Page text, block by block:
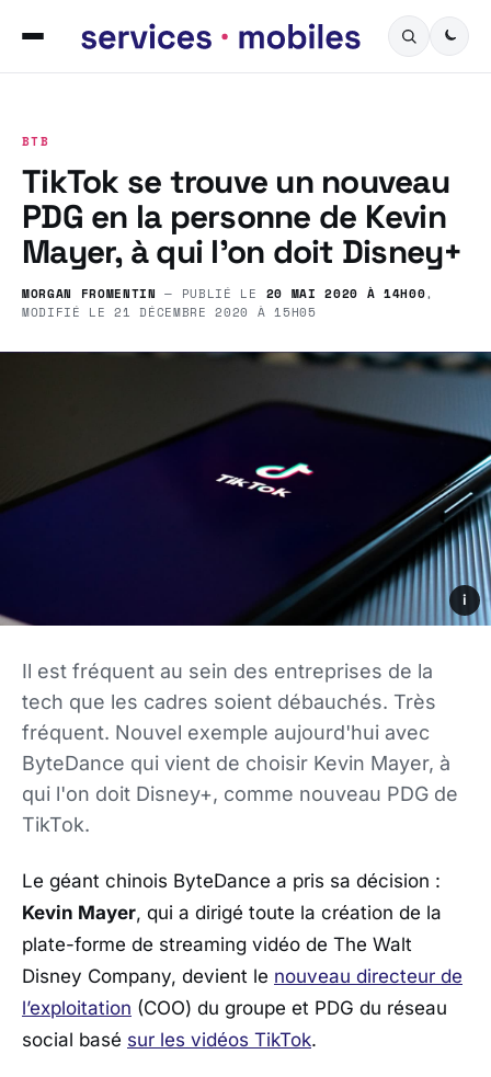
BTB
TikTok se trouve un nouveau
PDG en la personne de Kevin
Mayer, à qui l’on doit Disney+
MORGAN FROMENTIN — PUBLIÉ LE 20 MAI 2020 À 14H00,
MODIFIÉ LE21 DÉCEMBRE 2020 À 15H05
i
Il est fréquent au sein des entreprises de la
tech que les cadres soient débauchés. Très
fréquent. Nouvel exemple aujourd'hui avec
ByteDance qui vient de choisir Kevin Mayer, à
qui l'on doit Disney+, comme nouveau PDG de
TikTok.
Le géant chinois ByteDance a pris sa décision :
Kevin Mayer, qui a dirigé toute la création de la
plate-forme de streaming vidéo de The Walt
Disney Company, devient le nouveau directeur de
l’exploitation (COO) du groupe et PDG du réseau
social basé sur les vidéos TikTok.